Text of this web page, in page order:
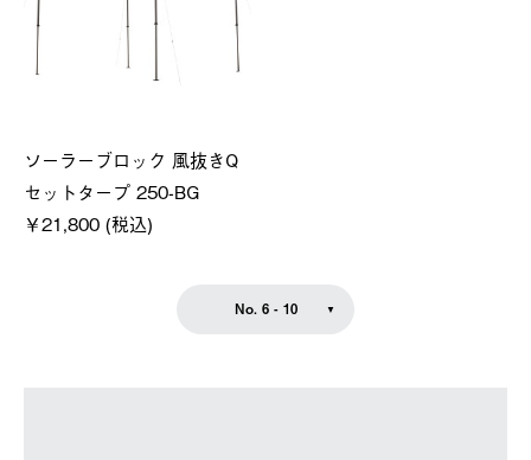
ソーラーブロック 風抜きQ
セットタープ 250-BG
￥21,800 (税込)
No. 6 - 10